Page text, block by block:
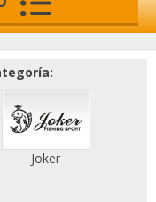
Joker